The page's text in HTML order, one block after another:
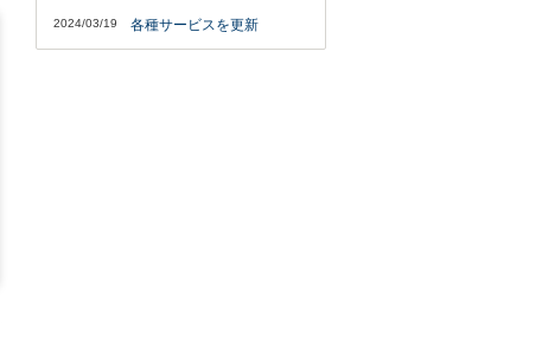
2024/03/19 各種サービスを更新